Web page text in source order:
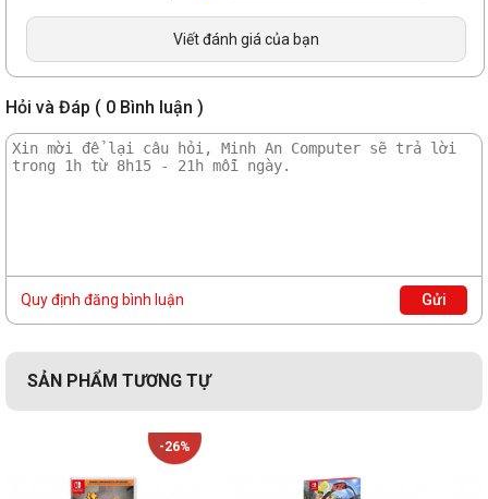
Viết đánh giá của bạn
Hỏi và Đáp ( 0 Bình luận )
Quy định đăng bình luận Gửi
SẢN PHẨM TƯƠNG TỰ
-26%